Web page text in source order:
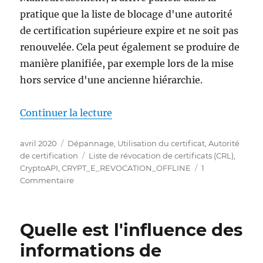
pratique que la liste de blocage d'une autorité
de certification supérieure expire et ne soit pas
renouvelée. Cela peut également se produire de
manière planifiée, par exemple lors de la mise
hors service d'une ancienne hiérarchie.
Continuer la lecture
Publié
le
avril 2020 Catégories
Dépannage Utilisation du certificat ,Autorité
de certification
Étiquettes
Liste de révocation de certificats (CRL)
CryptoAPI ,CRYPT_E_REVOCATION_OFFLINE
1
Commentairesur
der
Ablauf
der
Quelle est l'influence des
informations de